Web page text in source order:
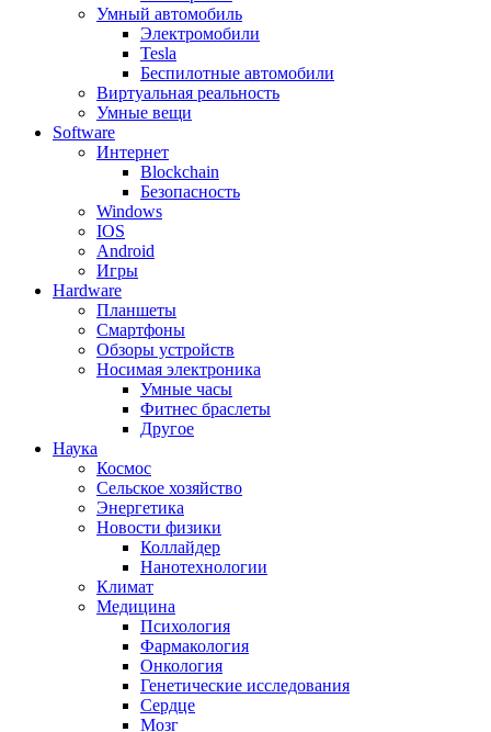
Умный автомобиль
Электромобили
Tesla
Беспилотные автомобили
Виртуальная реальность
Умные вещи
Software
Интернет
Blockchain
Безопасность
Windows
IOS
Android
Игры
Hardware
Планшеты
Смартфоны
Обзоры устройств
Носимая электроника
Умные часы
Фитнес браслеты
Другое
Наука
Космос
Сельское хозяйство
Энергетика
Новости физики
Коллайдер
Нанотехнологии
Климат
Медицина
Психология
Фармакология
Онкология
Генетические исследования
Сердце
Мозг